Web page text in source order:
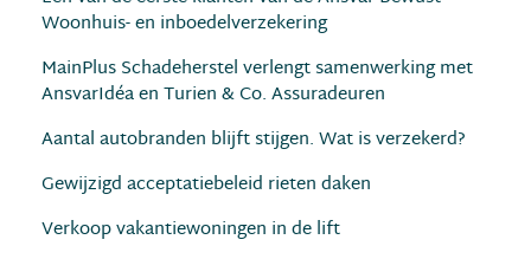
Woonhuis- en inboedelverzekering
MainPlus Schadeherstel verlengt samenwerking met
AnsvarIdéa en Turien & Co. Assuradeuren
Aantal autobranden blijft stijgen. Wat is verzekerd?
Gewijzigd acceptatiebeleid rieten daken
Verkoop vakantiewoningen in de lift